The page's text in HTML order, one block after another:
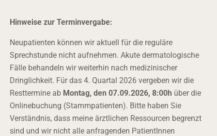
Hinweise zur Terminvergabe:
Neupatienten können wir aktuell für die reguläre
Sprechstunde nicht aufnehmen. Akute dermatologische
Fälle behandeln wir weiterhin nach medizinischer
Dringlichkeit. Für das 4. Quartal 2026 vergeben wir die
Resttermine ab Montag, den 07.09.2026, 8:00h über die
Onlinebuchung (Stammpatienten). Bitte haben Sie
Verständnis, dass meine ärztlichen Ressourcen begrenzt
sind und wir nicht alle anfragenden PatientInnen